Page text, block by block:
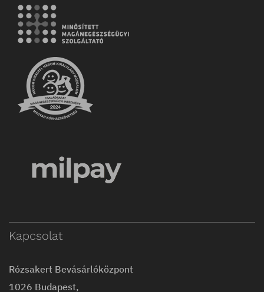
Kapcsolat
Rózsakert Bevásárlóközpont
1026 Budapest,